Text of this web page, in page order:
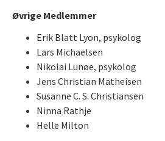
Øvrige Medlemmer
Erik Blatt Lyon, psykolog
Lars Michaelsen
Nikolai Lunøe, psykolog
Jens Christian Matheisen
Susanne C. S. Christiansen
Ninna Rathje
Helle Milton